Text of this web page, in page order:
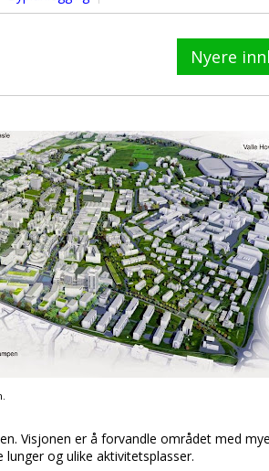
Nyere
Visjonen er å forvandle området med
og ulike aktivitetsplasser.